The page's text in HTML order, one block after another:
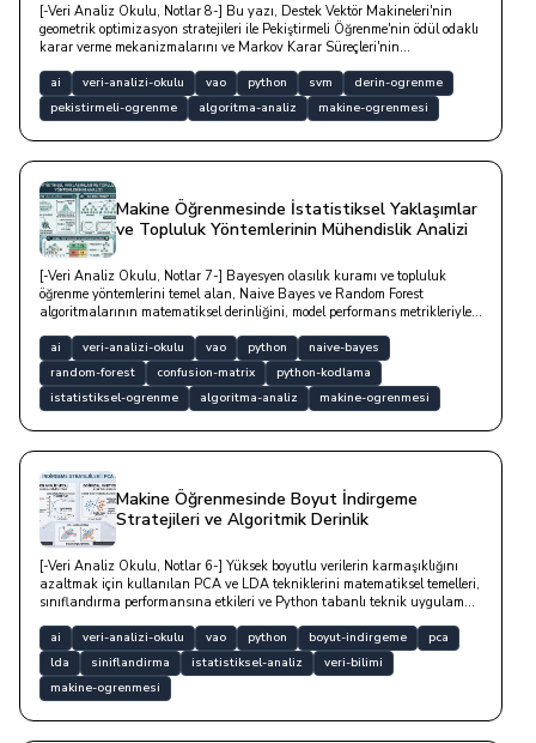
[-Veri Analiz Okulu, Notlar 8-] Bu yazı, Destek Vektör Makineleri'nin
geometrik optimizasyon stratejileri ile Pekiştirmeli Öğrenme'nin ödül odaklı
karar verme mekanizmalarını ve Markov Karar Süreçleri'nin
ai veri-analizi-okulu vao python svm
derin-ogrenme
pekistirmeli-ogrenme
algoritma-analiz makine-ogrenmesi
Makine Öğrenmesinde İstatistiksel Yaklaşımlar
ve Topluluk Yöntemlerinin Mühendislik Analizi
[-Veri Analiz Okulu, Notlar 7-] Bayesyen olasılık kuramı ve topluluk
öğrenme yöntemlerini temel alan, Naive Bayes ve Random Forest
algoritmalarının matematiksel derinliğini, model performans metrikleriyle
ai veri-analizi-okulu vao python
naive-bayes
random-forest
confusion-matrix
python-kodlama
istatistiksel-ogrenme
algoritma-analiz makine-ogrenmesi
Makine Öğrenmesinde Boyut İndirgeme
Stratejileri ve Algoritmik Derinlik
[-Veri Analiz Okulu, Notlar 6-] Yüksek boyutlu verilerin karmaşıklığını
azaltmak için kullanılan PCA ve LDA tekniklerini matematiksel temelleri,
sınıflandırma performansına etkileri ve Python tabanlı teknik uygulama
ai veri-analizi-okulu vao python boyut-indirgeme
pca
lda
siniflandirma istatistiksel-analiz
veri-bilimi
makine-ogrenmesi